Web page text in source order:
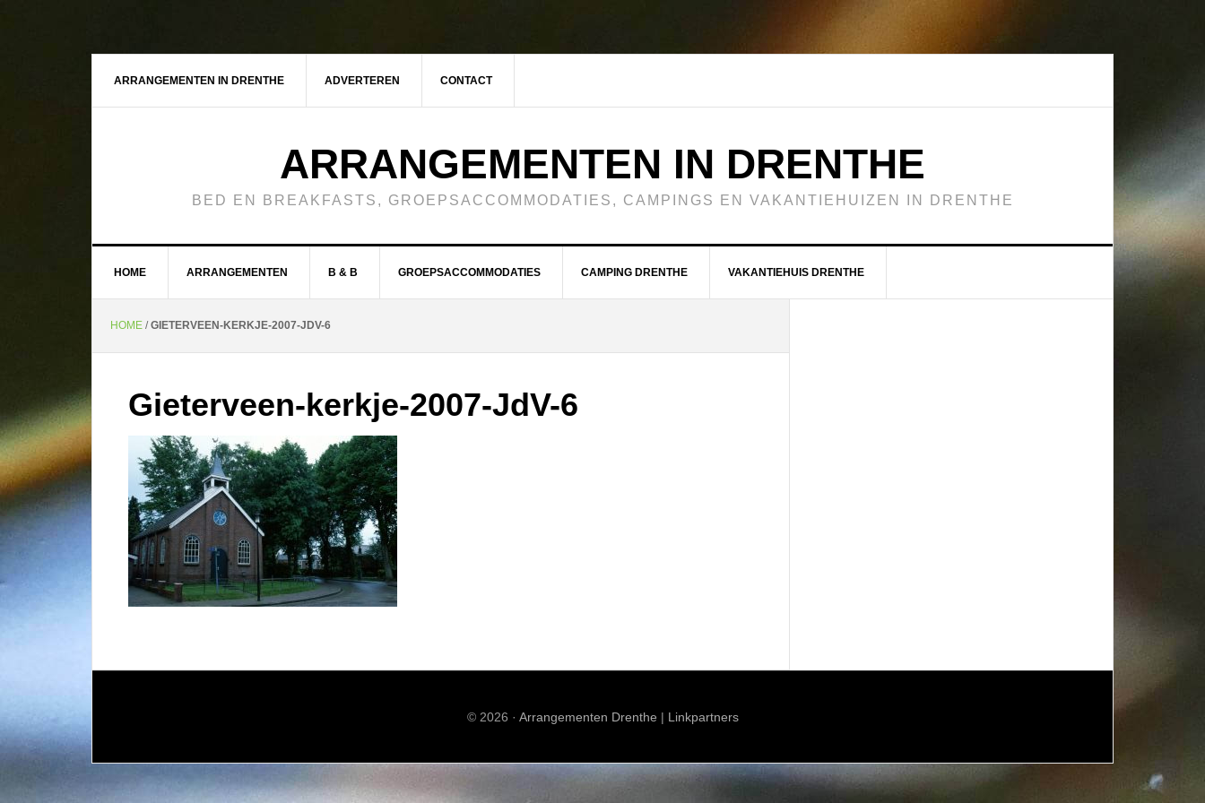
ARRANGEMENTEN IN DRENTHE ADVERTEREN CONTACT
ARRANGEMENTEN IN DRENTHE
BED EN BREAKFASTS, GROEPSACCOMMODATIES, CAMPINGS EN VAKANTIEHUIZEN IN DRENTHE
HOME ARRANGEMENTEN B & B GROEPSACCOMMODATIES CAMPING DRENTHE VAKANTIEHUIS DRENTHE
HOME /GIETERVEEN-KERKJE-2007-JDV-6
Gieterveen-kerkje-2007-JdV-6
© 2026 · Arrangementen Drenthe | Linkpartners